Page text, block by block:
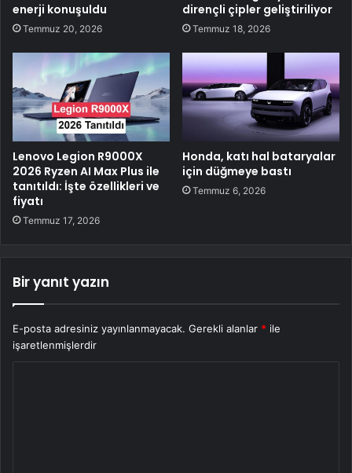
enerji konuşuldu
Temmuz 20, 2026
dirençli çipler geliştiriliyor
Temmuz 18, 2026
Lenovo Legion R9000X
2026 Ryzen AI Max Plus ile
tanıtıldı: İşte özellikleri ve
fiyatı
Temmuz 17, 2026
Honda, katı hal bataryalar
için düğmeye bastı
Temmuz 6, 2026
Bir yanıt yazın
E-posta adresiniz yayınlanmayacak. Gerekli alanlar * ile
işaretlenmişlerdir